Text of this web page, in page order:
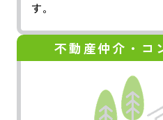
す。
不動産仲介・コ